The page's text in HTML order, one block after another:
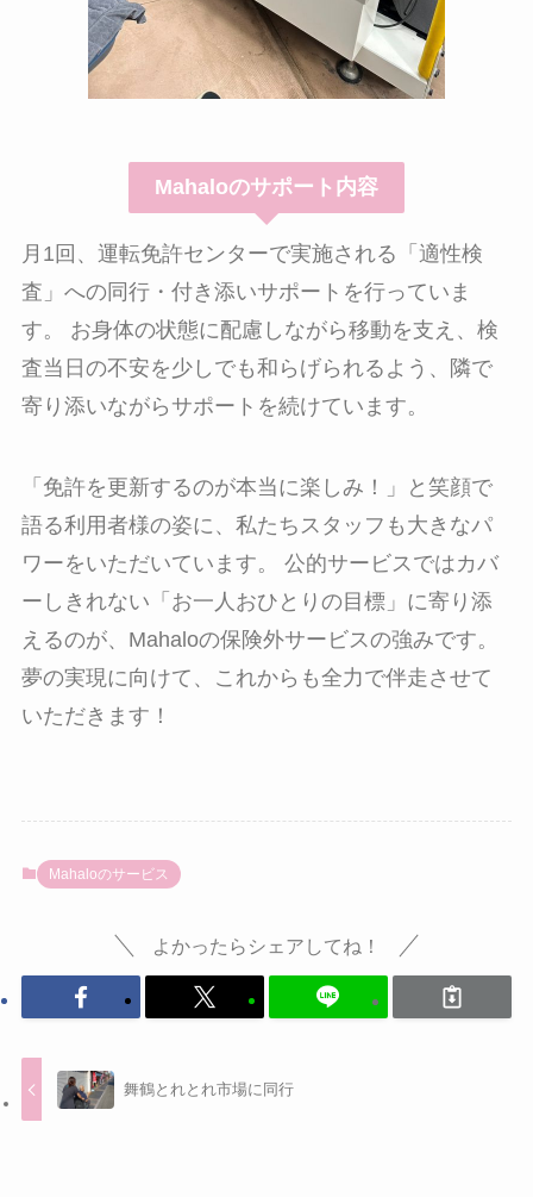
Mahaloのサポート内容
月1回、運転免許センターで実施される「適性検
査」への同行・付き添いサポートを行っていま
す。 お身体の状態に配慮しながら移動を支え、検
査当日の不安を少しでも和らげられるよう、隣で
寄り添いながらサポートを続けています。
「免許を更新するのが本当に楽しみ！」と笑顔で
語る利用者様の姿に、私たちスタッフも大きなパ
ワーをいただいています。 公的サービスではカバ
ーしきれない「お一人おひとりの目標」に寄り添
えるのが、Mahaloの保険外サービスの強みです。
夢の実現に向けて、これからも全力で伴走させて
いただきます！
Mahaloのサービス
よかったらシェアしてね！
舞鶴とれとれ市場に同行